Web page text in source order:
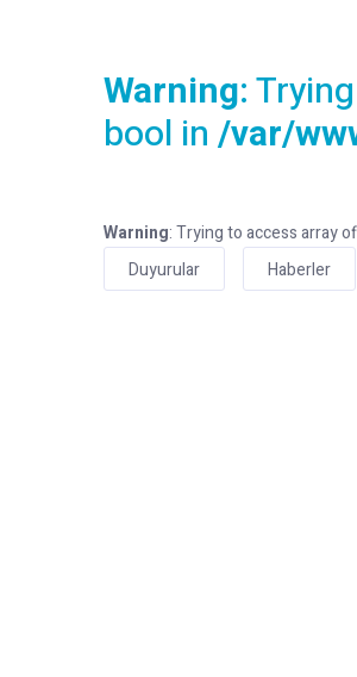
Warning:
bool in /var/
Warning: Trying to access array
Duyurular
Haberler